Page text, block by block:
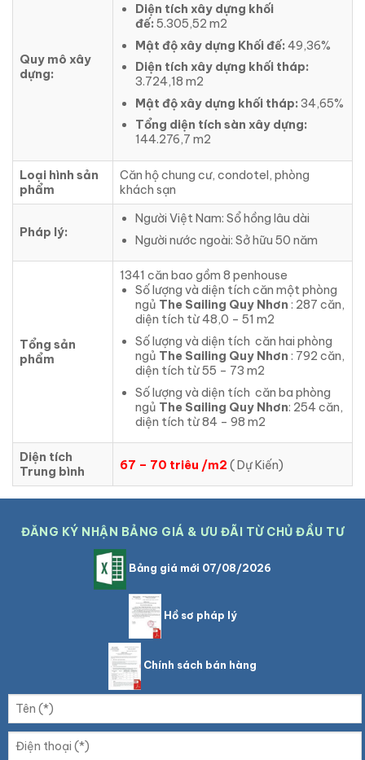
Quy mô xây
dựng:
Diện tích xây dựng khối
đế:5.305,52 m2
Mật độ xây dựng Khối đế:49,36%
Diện tích xây dựng khối tháp:
3.724,18 m2
Mật độ xây dựng khối tháp:34,65%
Tổng diện tích sàn xây dựng:
144.276,7 m2
Loại hình sản
phẩm
Căn hộ chung cư, condotel, phòng
khách sạn
Pháp lý:
Người Việt Nam: Sổ hồng lâu dài
Người nước ngoài: Sở hữu 50 năm
Tổng sản
phẩm
1341 căn bao gồm 8 penhouse
Số lượng và diện tích căn một phòng
ngủ The Sailing Quy Nhơn : 287 căn,
diện tích từ 48,0 – 51 m2
Số lượng và diện tích căn hai phòng
ngủ The Sailing Quy Nhơn : 792 căn,
diện tích từ 55 – 73 m2
Số lượng và diện tích căn ba phòng
ngủ The Sailing Quy Nhơn: 254 căn,
diện tích từ 84 – 98 m2
Diện tích
Trung bình
67 – 70 triêu /m2 ( Dự Kiến)
ĐĂNG KÝ NHẬN BẢNG GIÁ & ƯU ĐÃI TỪ CHỦ ĐẦU TƯ
Bảng giá mới 07/08/2026
Hồ sơ pháp lý
Chính sách bán hàng